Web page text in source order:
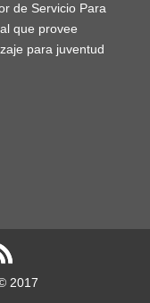
de Servicio Para
que provee
para juventud
2017